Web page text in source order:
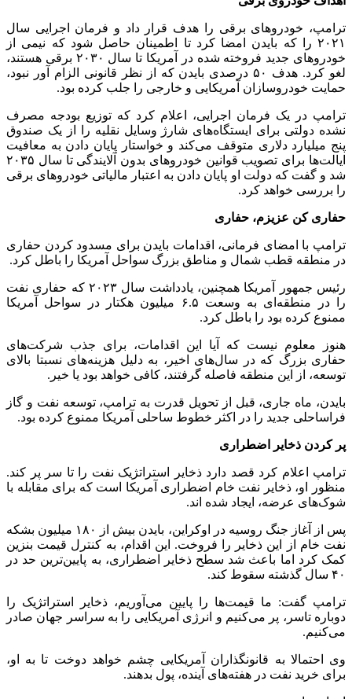
ترامپ، خودروهای برقی را هدف قرار داد و فرمان اجرایی سال
۲۰۲۱ را که بایدن امضا کرد تا اطمینان حاصل شود که نیمی از
خودروهای جدید فروخته شده در آمریکا تا سال ۲۰۳۰ برقی هستند،
لغو کرد. هدف ۵۰ درصدی بایدن که از نظر قانونی الزام آور نبود،
حمایت خودروسازان آمریکایی و خارجی را جلب کرده بود.
ترامپ در یک فرمان اجرایی، اعلام کرد که توزیع بودجه مصرف
‌نشده دولتی برای ایستگاه‌های شارژ وسایل نقلیه را از یک صندوق
پنج میلیارد دلاری متوقف می‌کند و خواستار پایان دادن به معافیت
ایالت‌ها برای تصویب قوانین خودروهای بدون آلایندگی تا سال ۲۰۳۵
شد و گفت که دولت او پایان دادن به اعتبار مالیاتی خودروهای برقی
را بررسی خواهد کرد.
حفاری کن عزیزم، حفاری
ترامپ با امضای فرمانی، اقدامات بایدن برای مسدود کردن حفاری
در منطقه قطب شمال و مناطق بزرگ سواحل آمریکا را باطل کرد.
رئیس جمهور آمریکا همچنین، یادداشت سال ۲۰۲۳ که حفاری نفت
را در منطقه‌ای به وسعت ۶.۵ میلیون هکتار در سواحل آمریکا
ممنوع کرده بود را باطل کرد.
هنوز معلوم نیست که آیا این اقدامات، برای جذب شرکت‌های
حفاری بزرگ که در سال‌های اخیر، به دلیل هزینه‌های نسبتا بالای
توسعه، از این منطقه فاصله گرفتند، کافی خواهد بود یا خیر.
بایدن، ماه جاری، قبل از تحویل قدرت به ترامپ، توسعه نفت و گاز
فراساحلی جدید را در اکثر خطوط ساحلی آمریکا ممنوع کرده بود.
پر کردن ذخایر اضطراری
ترامپ اعلام کرد قصد دارد ذخایر استراتژیک نفت را تا سر پر کند.
منظور او، ذخایر نفت خام اضطراری آمریکا است که برای مقابله با
شوک‌های عرضه، ایجاد شده اند.
پس از آغاز جنگ روسیه در اوکراین، بایدن بیش از ۱۸۰ میلیون بشکه
نفت خام از این ذخایر را فروخت. این اقدام، به کنترل قیمت بنزین
کمک کرد اما باعث شد سطح ذخایر اضطراری، به پایین‌ترین حد در
۴۰ سال گذشته سقوط کند.
ترامپ گفت: ما قیمت‌ها را پایین می‌آوریم، ذخایر استراتژیک را
دوباره تاسر، پر می‌کنیم و انرژی آمریکایی را به سراسر جهان صادر
می‌کنیم.
وی احتمالا به قانونگذاران آمریکایی چشم خواهد دوخت تا به او،
برای خرید نفت در هفته‌های آینده، پول بدهند.